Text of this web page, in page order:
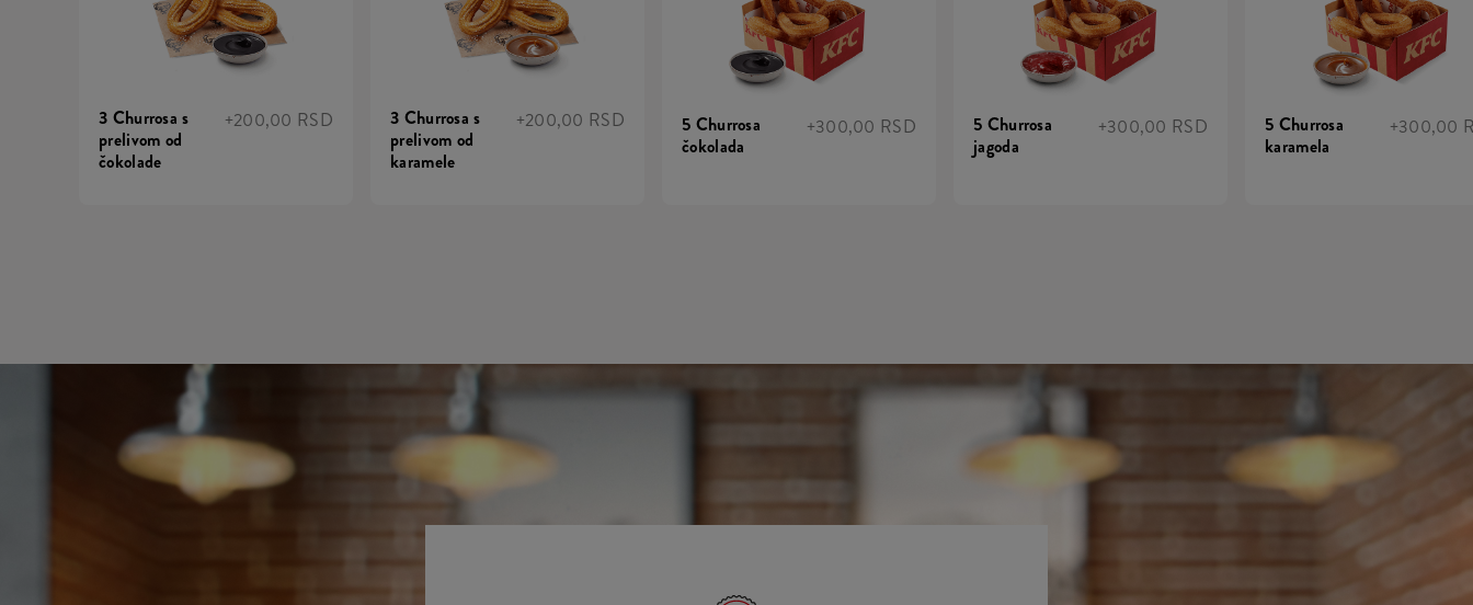
3 Churrosa s
prelivom od
čokolade
+200,00 RSD
3 Churrosa s
prelivom od
karamele
+200,00 RSD
5 Churrosa
čokolada
+300,00 RSD
5 Churrosa
jagoda
+300,00 RSD
5 Churrosa
karamela
+300,00